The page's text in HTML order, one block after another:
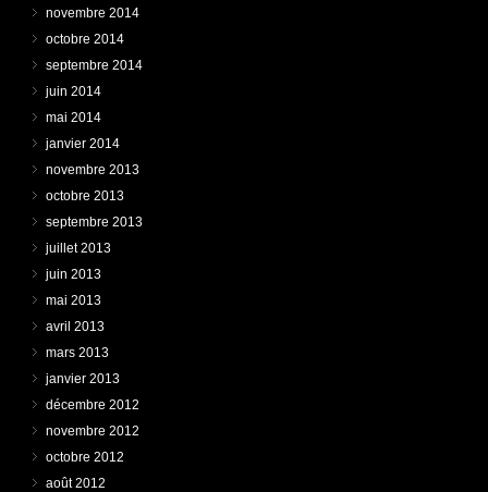
novembre 2014
octobre 2014
septembre 2014
juin 2014
mai 2014
janvier 2014
novembre 2013
octobre 2013
septembre 2013
juillet 2013
juin 2013
mai 2013
avril 2013
mars 2013
janvier 2013
décembre 2012
novembre 2012
octobre 2012
août 2012